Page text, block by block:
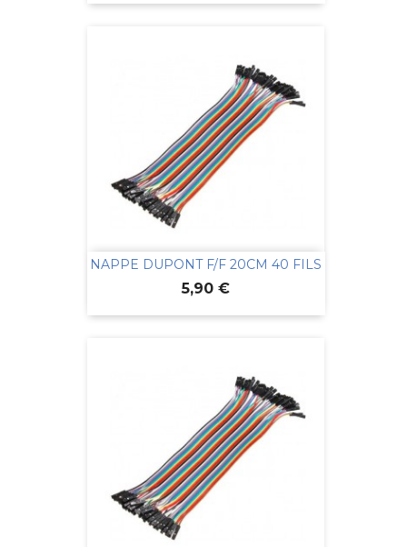
NAPPE DUPONT F/F 20CM 40 FILS
Prix
5,90 €